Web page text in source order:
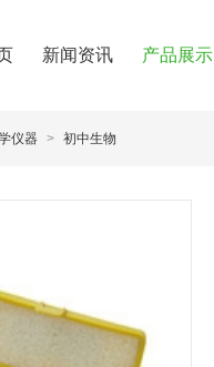
新闻资讯 产品展示
仪器 > 初中生物